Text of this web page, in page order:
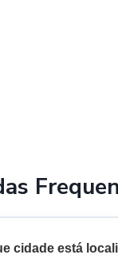
cidade está